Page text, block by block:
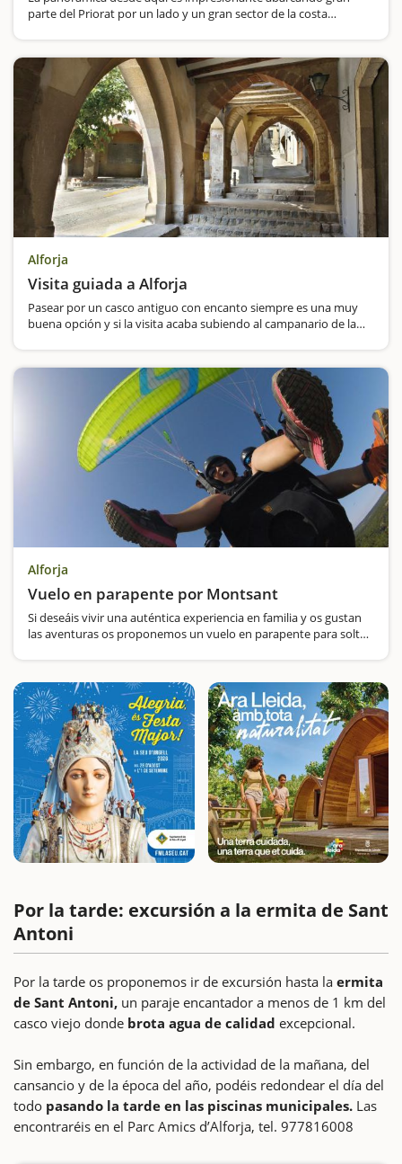
parte del Priorat por un lado y un gran sector de la costa
Alforja
Visita guiada a Alforja
Pasear por un casco antiguo con encanto siempre es una muy
buena opción y si la visita acaba subiendo al campanario de la
Alforja
Vuelo en parapente por Montsant
Si deseáis vivir una auténtica experiencia en familia y os gustan
las aventuras os proponemos un vuelo en parapente para soltar
Por la tarde: excursión a la ermita de Sant
Antoni
Por la tarde os proponemos ir de excursión hasta la ermita
de Sant Antoni, un paraje encantador a menos de 1 km del
casco viejo donde brota agua de calidad excepcional.
Sin embargo, en función de la actividad de la mañana, del
cansancio y de la época del año, podéis redondear el día del
todo pasando la tarde en las piscinas municipales. Las
encontraréis en el Parc Amics d’Alforja, tel. 977816008